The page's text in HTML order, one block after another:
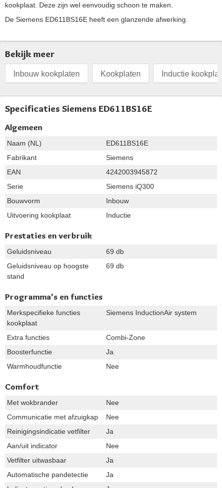
kookplaat. Deze zijn wel eenvoudig schoon te maken.
De Siemens ED611BS16E heeft een glanzende afwerking.
Bekijk meer
Inbouw kookplaten Kookplaten Inductie
Specificaties Siemens ED611BS16E
Algemeen
Naam (NL)
ED611BS16E
Fabrikant
Siemens
EAN
4242003945872
Serie
Siemens iQ300
Bouwvorm
Inbouw
Uitvoering kookplaat
Inductie
Prestaties en verbruik
Geluidsniveau
69 db
Geluidsniveau op hoogste
stand
69 db
Programma's en functies
Merkspecifieke functies
kookplaat
Siemens InductionAir system
Extra functies
Combi-Zone
Boosterfunctie
Ja
Warmhoudfunctie
Nee
Comfort
Met wokbrander
Nee
Communicatie met afzuigkap
Nee
Reinigingsindicatie vetfilter
Ja
Aan/uit indicator
Nee
Vetfilter uitwasbaar
Ja
Automatische pandetectie
Ja